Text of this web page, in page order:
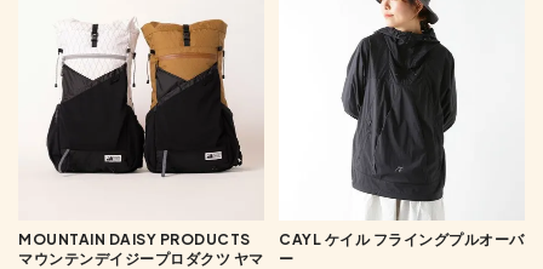
MOUNTAIN DAISY PRODUCTS
マウンテンデイジープロダクツ ヤマ
CAYL ケイル フライングプルオーバ
ー